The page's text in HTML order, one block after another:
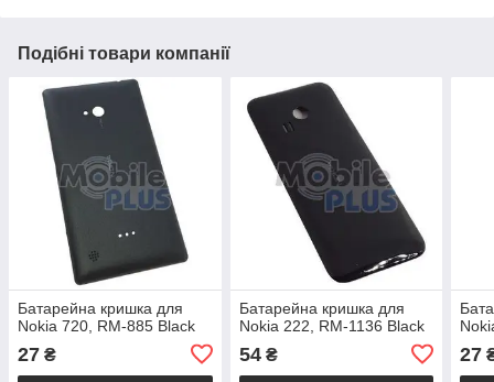
Подібні товари компанії
Батарейна кришка для
Nokia 720, RM-885 Black
27 ₴
Батарейна кришка для
Nokia 222, RM-1136 Black
54₴ 27